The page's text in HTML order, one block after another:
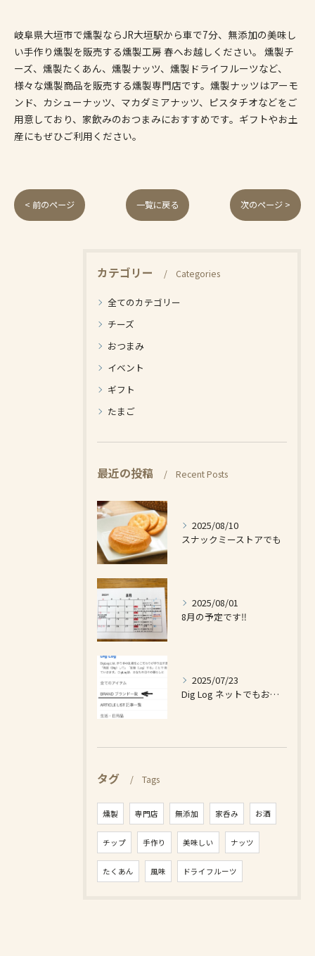
岐阜県大垣市で燻製ならJR大垣駅から車で7分、無添加の美味し
い手作り燻製を販売する燻製工房 春へお越しください。 燻製チ
ーズ、燻製たくあん、燻製ナッツ、燻製ドライフルーツなど、
様々な燻製商品を販売する燻製専門店です。燻製ナッツはアーモ
ンド、カシューナッツ、マカダミアナッツ、ピスタチオなどをご
用意しており、家飲みのおつまみにおすすめです。ギフトやお土
産にもぜひご利用ください。
< 前のページ 一覧に戻る 次のページ >
カテゴリー Categories
全てのカテゴリー
チーズ
おつまみ
イベント
ギフト
たまご
最近の投稿 Recent Posts
2025/08/10
スナックミーストアでも
2025/08/01
8月の予定です‼️
2025/07/23
Dig Log ネットでもお買い求め出来ます❗️
タグ Tags
燻製 専門店 無添加 家呑み お酒
チップ 手作り 美味しい ナッツ
たくあん 風味 ドライフルーツ